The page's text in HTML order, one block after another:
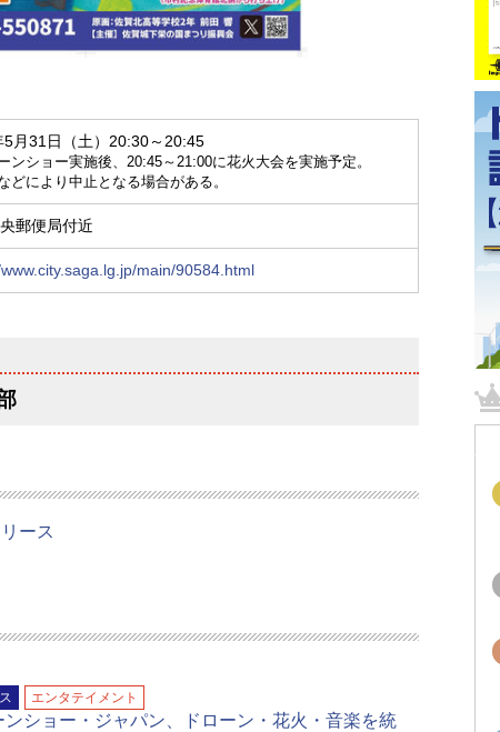
5月31日（土）20:30～20:45
ンショー実施後、20:45～21:00に花火大会を実施予定。
どにより中止となる場合がある。
郵便局付近
main/90584.html
ース
エンタテイメント
ンショー・ジャパン、ドローン・花火・音楽を統